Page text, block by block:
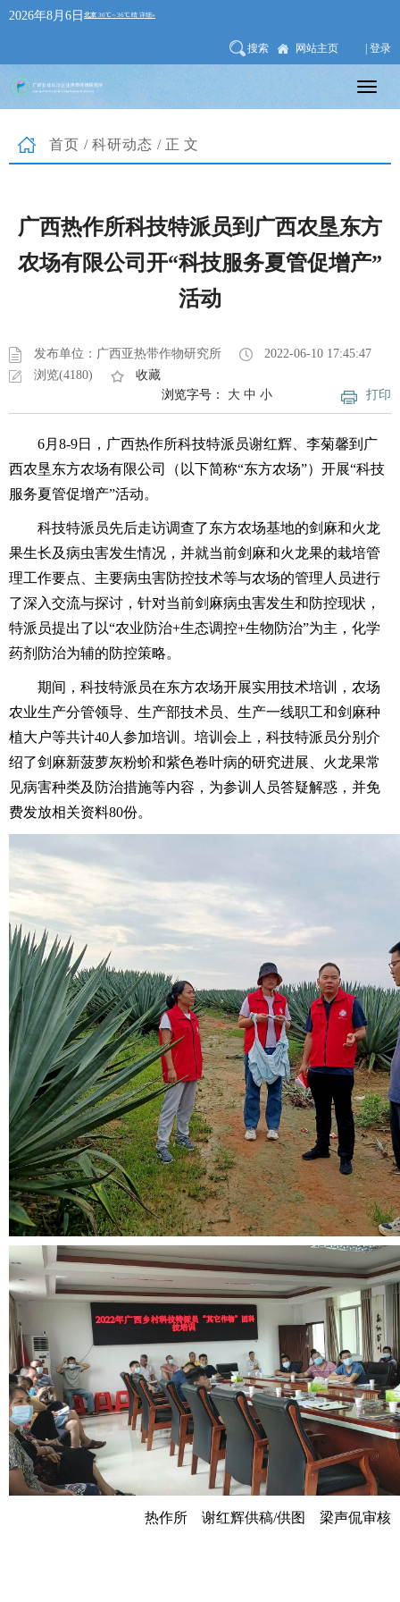
2026年8月6日
搜索 网站主页 | 登录
首页 / 科研动态 /正文
广西热作所科技特派员到广西农垦东方
农场有限公司开“科技服务夏管促增产”
活动
发布单位：广西亚热带作物研究所
2022-06-10 17:45:47
浏览(4180)
收藏
打印
浏览字号： 大 中 小
6月8-9日，广西热作所科技特派员谢红辉、李菊馨到广
西农垦东方农场有限公司（以下简称“东方农场”）开展“科技
服务夏管促增产”活动。
科技特派员先后走访调查了东方农场基地的剑麻和火龙
果生长及病虫害发生情况，并就当前剑麻和火龙果的栽培管
理工作要点、主要病虫害防控技术等与农场的管理人员进行
了深入交流与探讨，针对当前剑麻病虫害发生和防控现状，
特派员提出了以“农业防治+生态调控+生物防治”为主，化学
药剂防治为辅的防控策略。
期间，科技特派员在东方农场开展实用技术培训，农场
农业生产分管领导、生产部技术员、生产一线职工和剑麻种
植大户等共计40人参加培训。培训会上，科技特派员分别介
绍了剑麻新菠萝灰粉蚧和紫色卷叶病的研究进展、火龙果常
见病害种类及防治措施等内容，为参训人员答疑解惑，并免
费发放相关资料80份。
热作所 谢红辉供稿/供图 梁声侃审核